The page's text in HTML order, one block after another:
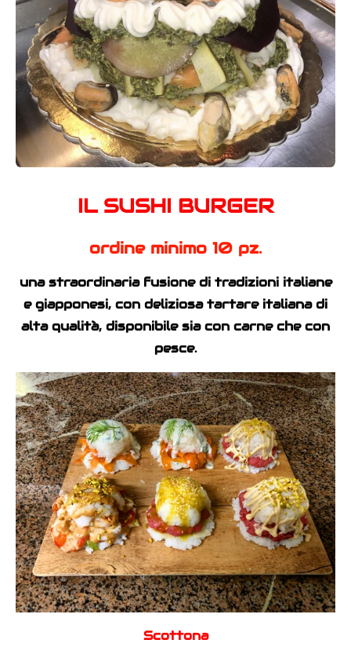
IL SUSHI BURGER
ordine minimo 10 pz.
una straordinaria fusione di tradizioni italiane
e giapponesi, con deliziosa tartare italiana di
alta qualità, disponibile sia con carne che con
pesce.
Scottona